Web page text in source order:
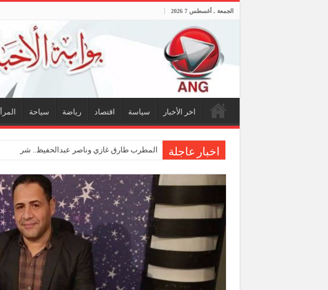
الجمعة , أغسطس 7 2026
اخر الأخبار سياسة اقتصاد رياضة سياحة
اخبار عاجلة المطرب طارق غازي وناصر عبدالحفيظ.. شراكة